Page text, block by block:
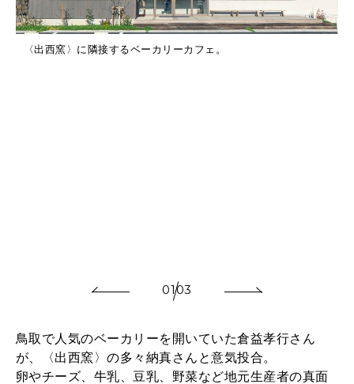
〈出西窯〉に隣接するベーカリーカフェ。
0103
鳥取で人気のベーカリーを開いていた倉益孝行さん
が、〈出西窯〉の多々納真さんと意気投合。
卵やチーズ、牛乳、豆乳、野菜など地元生産者の真面